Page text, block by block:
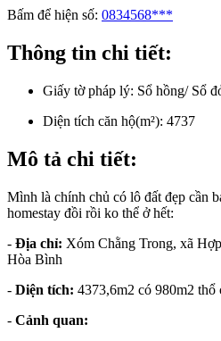
Bấm để hiện số: 0834568***
Thông tin chi tiết:
Giấy tờ pháp lý: Sổ hồng/ Sổ
Diện tích căn hộ(m²): 4737
Mô tả chi tiết:
Mình là chính chủ có lô đất đẹp cần
homestay đồi rồi ko thể ở hết:
- Địa chỉ: Xóm Chằng Trong, xã
Hòa Bình
- Diện tích: 4373,6m2 có 980m2 thổ
- Cảnh quan: